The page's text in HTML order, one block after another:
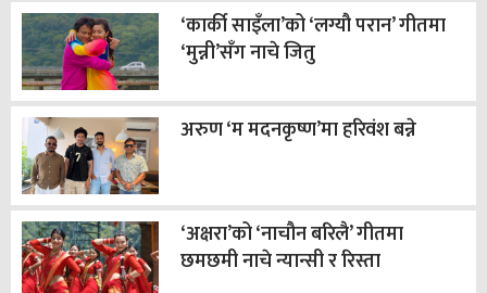
‘कार्की साइँला’को ‘लग्यौ परान’ गीतमा
‘मुन्नी’सँग नाचे जितु
अरुण ‘म मदनकृष्ण’मा हरिवंश बन्ने
‘अक्षरा’को ‘नाचौन बरिलै’ गीतमा
छमछमी नाचे न्यान्सी र रिस्ता